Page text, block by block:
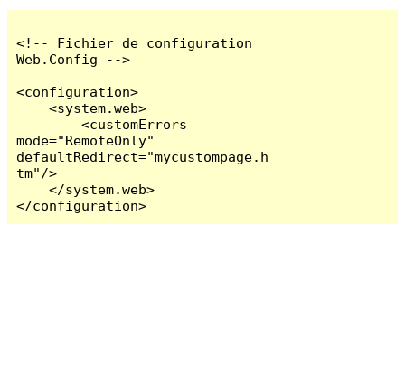
<!-- Fichier de configuration
Web.Config -->
<configuration>
    <system.web>
        <customErrors
mode="RemoteOnly"
defaultRedirect="mycustompage.h
tm"/>
    </system.web>
</configuration>